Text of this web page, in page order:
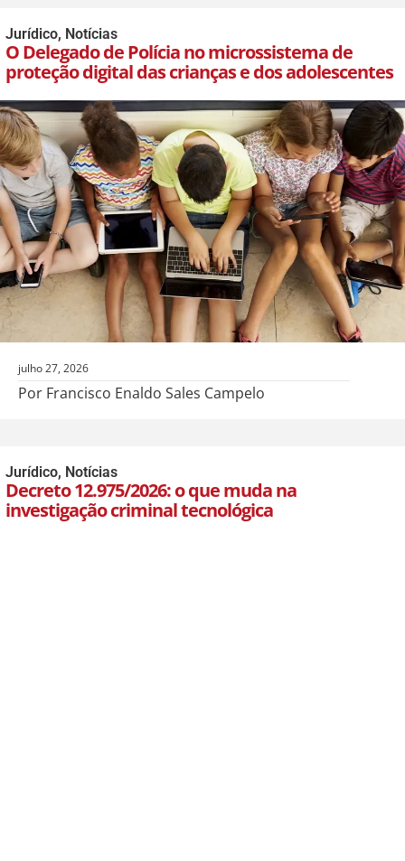
Jurídico, Notícias
O Delegado de Polícia no microssistema de
proteção digital das crianças e dos adolescentes
julho 27, 2026
Por Francisco Enaldo Sales Campelo
Jurídico, Notícias
Decreto 12.975/2026: o que muda na
investigação criminal tecnológica